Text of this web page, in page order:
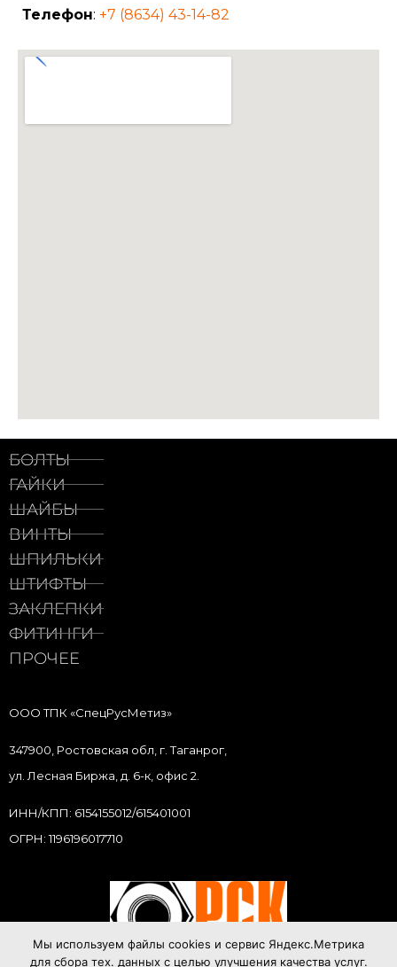
Телефон: +7 (8634) 43-14-82
БОЛТЫ
ГАЙКИ
ШАЙБЫ
ВИНТЫ
ШПИЛЬКИ
ШТИФТЫ
ЗАКЛЕПКИ
ФИТИНГИ
ПРОЧЕЕ
ООО ТПК «СпецРусМетиз»
347900, Ростовская обл, г. Таганрог,
ул. Лесная Биржа, д. 6-к, офис 2.
ИНН/КПП: 6154155012/615401001
ОГРН: 1196196017710
Мы используем файлы cookies и сервис Яндекс.Метрика
для сбора тех. данных с целью улучшения качества услуг.